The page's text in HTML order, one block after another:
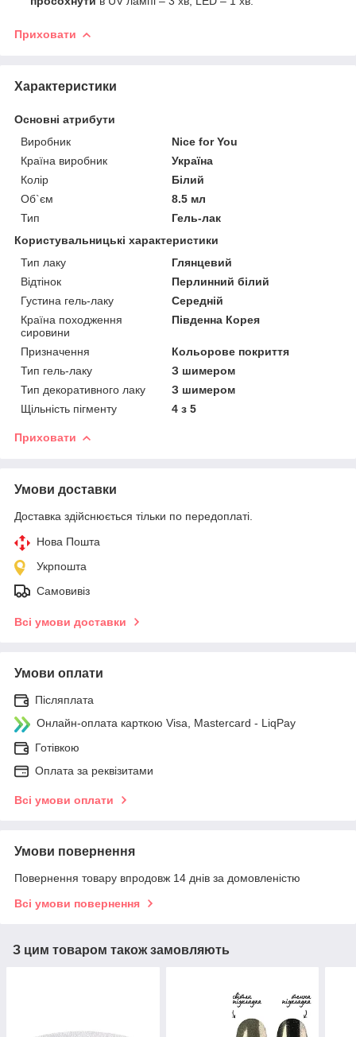
Приховати
Характеристики
Основні атрибути
Виробник
Nice for You
Країна виробник
Україна
Колір
Білий
Об`єм
8.5 мл
Тип
Гель-лак
Користувальницькі характеристики
Тип лаку
Глянцевий
Відтінок
Перлинний білий
Густина гель-лаку
Середній
Країна походження
сировини
Південна Корея
Призначення
Кольорове покриття
Тип гель-лаку
З шимером
Тип декоративного лаку
З шимером
Щільність пігменту
4 з 5
Приховати
Умови доставки
Доставка здійснюється тільки по передоплаті.
Нова Пошта
Укрпошта
Самовивіз
Всі умови доставки
Умови оплати
Післяплата
Онлайн-оплата карткою Visa, Mastercard - LiqPay
Готівкою
Оплата за реквізитами
Всі умови оплати
Умови повернення
Повернення товару впродовж 14 днів за домовленістю
Всі умови повернення
З цим товаром також замовляють